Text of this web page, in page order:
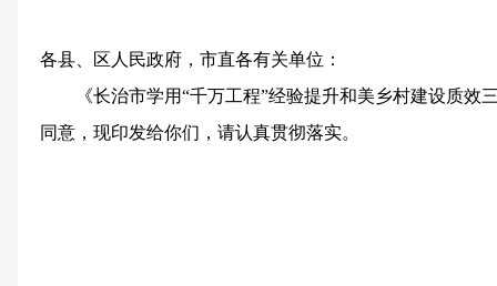
各县、区人民政府，市直各有关单位：
《长治市学用“千万工程”经验提升和美乡村建设质效
同意，现印发给你们，请认真贯彻落实。